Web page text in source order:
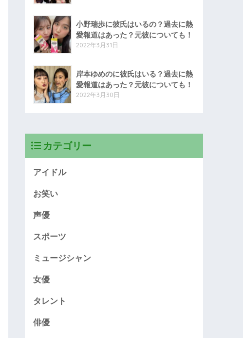
小野瑞歩に彼氏はいるの？過去に熱
愛報道はあった？元彼についても！
2022年3月31日
岸本ゆめのに彼氏はいる？過去に熱
愛報道はあった？元彼についても！
2022年3月30日
カテゴリー
アイドル
お笑い
声優
スポーツ
ミュージシャン
女優
タレント
俳優